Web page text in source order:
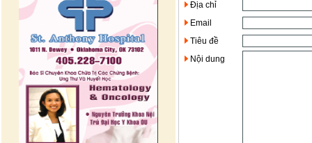
Địa chỉ
Email
Tiêu đề
Nội dung